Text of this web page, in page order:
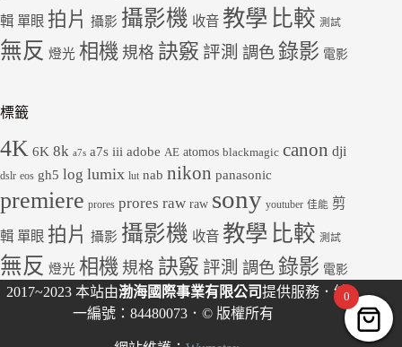
輯 單眼 拍片 攝影 攝影機 收音 教學 比較 測試
無反 燈光 相機 規格 訣竅 評測 調色 錄影 電影
標籤
4K 6K 8k a7s a7s iii adobe AE atomos blackmagic canon dji
dslr eos gh5 log lumix lut nab nikon panasonic
premiere prores prores raw raw sony youtuber 佳能 剪
輯 單眼 拍片 攝影 攝影機 收音 教學 比較 測試
無反 燈光 相機 規格 訣竅 評測 調色 錄影 電影
2017~2023 本站由渤海國際事業有限公司提供服務．統
一編號：84480073．© 版權所有
0